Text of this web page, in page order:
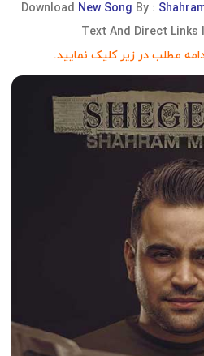
Download New Song By :
Text And Direct Links
مطلب در زیر کلیک نمایید.